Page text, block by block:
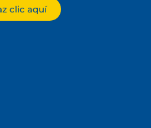
clic aquí